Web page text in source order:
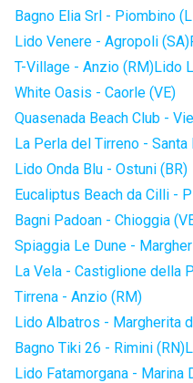
Bagno Elia Srl - Piombino
Lido Venere - Agropoli (SA)
T-Village - Anzio (RM)Lido
White Oasis - Caorle (VE)
Quasenada Beach Club -
La Perla del Tirreno - Santa
Lido Onda Blu - Ostuni (BR)
Eucaliptus Beach da Cilli -
Bagni Padoan - Chioggia
Spiaggia Le Dune -
La Vela - Castiglione della
Tirrena - Anzio (RM)
Lido Albatros - Margherita
Bagno Tiki 26 - Rimini (RN)
Lido Fatamorgana - Marina